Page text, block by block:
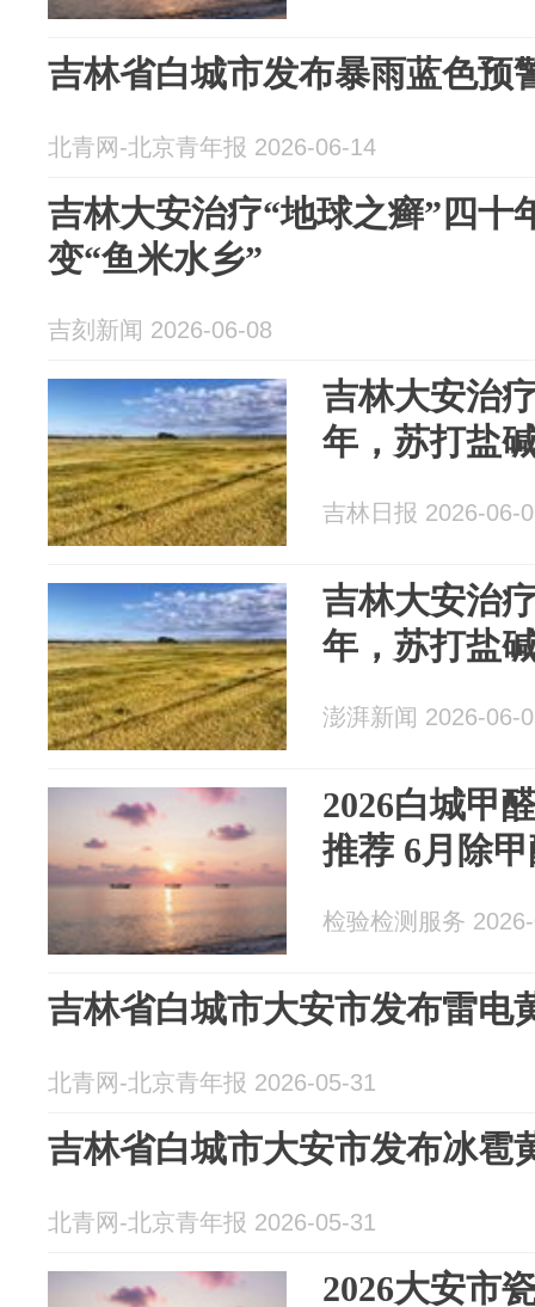
吉林省白城市发布暴雨蓝色预
北青网-北京青年报 2026-06-14
吉林大安治疗“地球之癣”四十
变“鱼米水乡”
吉刻新闻 2026-06-08
吉林大安治
年，苏打盐
吉林日报 2026-06-
吉林大安治
年，苏打盐
澎湃新闻 2026-06-
2026白城甲
推荐 6月除
检验检测服务
吉林省白城市大安市发布雷电
北青网-北京青年报 2026-05-31
吉林省白城市大安市发布冰雹
北青网-北京青年报 2026-05-31
2026大安市